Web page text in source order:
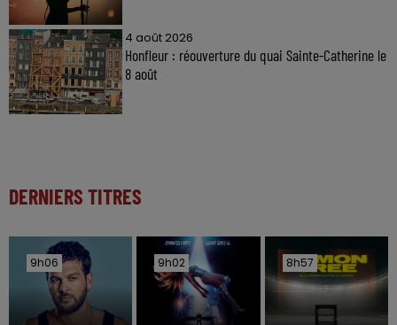
4 août 2026
Honfleur : réouverture du quai Sainte-Catherine le
8 août
DERNIERS TITRES
9h06
9h06 9h02
9h02 8h57
8h57